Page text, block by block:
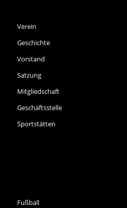
Verein
Geschichte
Vorstand
Satzung
Mitgliedschaft
Geschäftsstelle
Sportstätten
Fußball